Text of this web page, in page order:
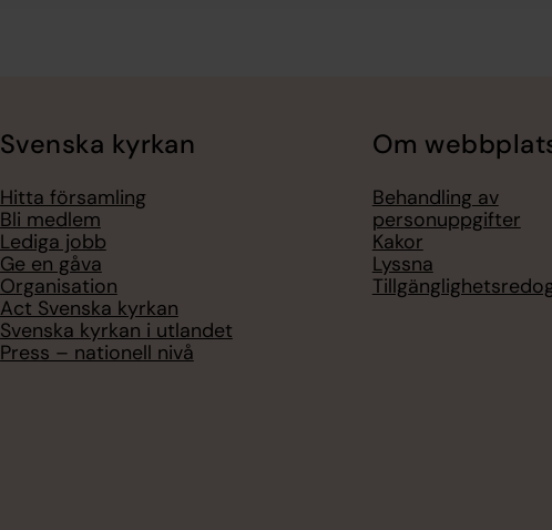
Svenska kyrkan
Hitta församling
Bli medlem
Lediga jobb
Ge en gåva
Organisation
Act Svenska kyrkan
Svenska kyrkan i utlandet
Press – nationell nivå
Om
Behandling av
personuppgifter
Kakor
Lyssna